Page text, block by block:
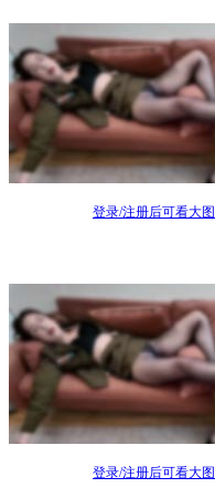
登录/注册后可看大图
登录/注册后可看大图